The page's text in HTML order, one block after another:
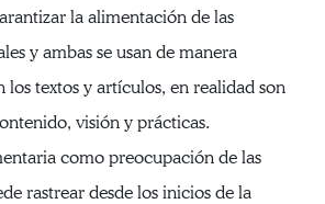
la alimentación de las
y ambas se usan de manera
los textos y artículos, en realidad son
visión y prácticas.
como preocupación de las
rastrear desde los inicios de la